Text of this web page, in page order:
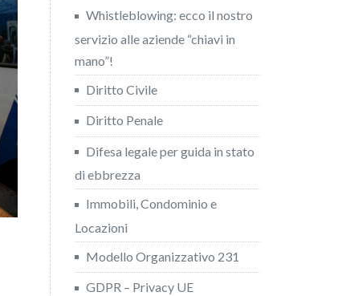
Whistleblowing: ecco il nostro
servizio alle aziende “chiavi in
mano”!
Diritto Civile
Diritto Penale
Difesa legale per guida in stato
di ebbrezza
Immobili, Condominio e
Locazioni
Modello Organizzativo 231
GDPR – Privacy UE